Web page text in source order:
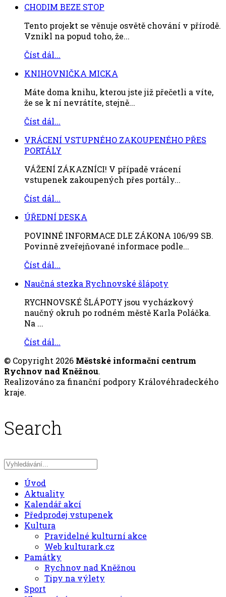
CHODIM BEZE STOP
Tento projekt se věnuje osvětě chování v přírodě.
Vznikl na popud toho, že...
Číst dál...
KNIHOVNIČKA MICKA
Máte doma knihu, kterou jste již přečetli a víte,
že se k ní nevrátíte, stejně...
Číst dál...
VRÁCENÍ VSTUPNÉHO ZAKOUPENÉHO PŘES
PORTÁLY
VÁŽENÍ ZÁKAZNÍCI! V případě vrácení
vstupenek zakoupených přes portály...
Číst dál...
ÚŘEDNÍ DESKA
POVINNÉ INFORMACE DLE ZÁKONA 106/99 SB.
Povinně zveřejňované informace podle...
Číst dál...
Naučná stezka Rychnovské šlápoty
RYCHNOVSKÉ ŠLÁPOTY jsou vycházkový
naučný okruh po rodném městě Karla Poláčka.
Na ...
Číst dál...
© Copyright 2026 Městské informační centrum
Rychnov nad Kněžnou.
Realizováno za finanční podpory Královéhradeckého
kraje.
Search
Úvod
Aktuality
Kalendář akcí
Předprodej vstupenek
Kultura
Pravidelné kulturní akce
Web kulturark.cz
Památky
Rychnov nad Kněžnou
Tipy na výlety
Sport